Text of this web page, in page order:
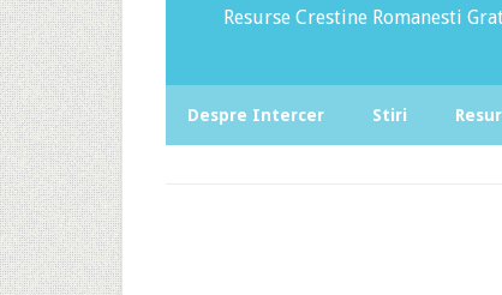
Resurse Crestine Romanesti
Despre Intercer Stiri